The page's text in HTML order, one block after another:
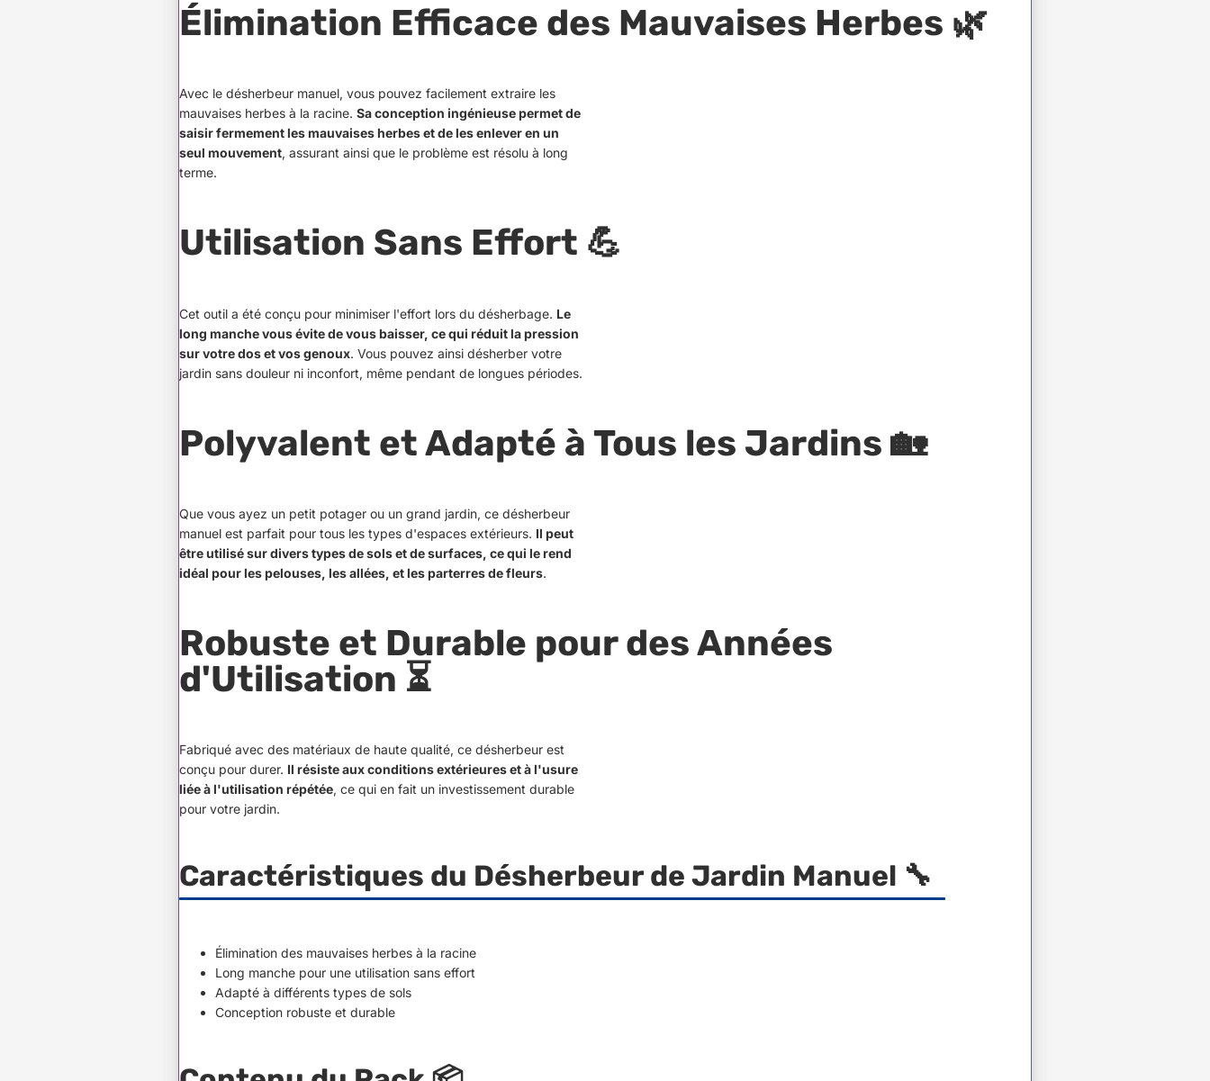
Élimination Efficace des Mauvaises Herbes 🌿
Avec le désherbeur manuel, vous pouvez facilement extraire les
mauvaises herbes à la racine. Sa conception ingénieuse permet de
saisir fermement les mauvaises herbes et de les enlever en un
seul mouvement, assurant ainsi que le problème est résolu à long
terme.
Utilisation Sans Effort 💪
Cet outil a été conçu pour minimiser l'effort lors du désherbage. Le
long manche vous évite de vous baisser, ce qui réduit la pression
sur votre dos et vos genoux. Vous pouvez ainsi désherber votre
jardin sans douleur ni inconfort, même pendant de longues périodes.
Polyvalent et Adapté à Tous les Jardins 🏡
Que vous ayez un petit potager ou un grand jardin, ce désherbeur
manuel est parfait pour tous les types d'espaces extérieurs. Il peut
être utilisé sur divers types de sols et de surfaces, ce qui le rend
idéal pour les pelouses, les allées, et les parterres de fleurs.
Robuste et Durable pour des Années
d'Utilisation ⏳
Fabriqué avec des matériaux de haute qualité, ce désherbeur est
conçu pour durer. Il résiste aux conditions extérieures et à l'usure
liée à l'utilisation répétée, ce qui en fait un investissement durable
pour votre jardin.
Caractéristiques du Désherbeur de Jardin Manuel 🔧
Élimination des mauvaises herbes à la racine
Long manche pour une utilisation sans effort
Adapté à différents types de sols
Conception robuste et durable